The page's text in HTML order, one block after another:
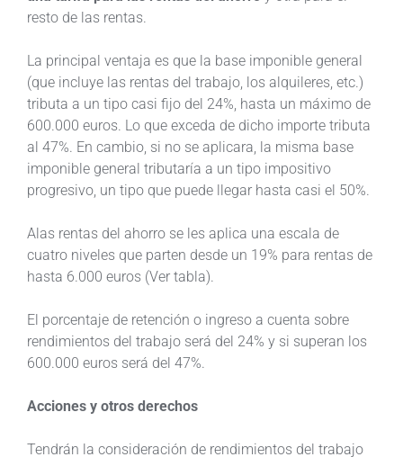
resto de las rentas.
La principal ventaja es que la base imponible general
(que incluye las rentas del trabajo, los alquileres, etc.)
tributa a un tipo casi fijo del 24%, hasta un máximo de
600.000 euros. Lo que exceda de dicho importe tributa
al 47%. En cambio, si no se aplicara, la misma base
imponible general tributaría a un tipo impositivo
progresivo, un tipo que puede llegar hasta casi el 50%.
Alas rentas del ahorro se les aplica una escala de
cuatro niveles que parten desde un 19% para rentas de
hasta 6.000 euros (Ver tabla).
El porcentaje de retención o ingreso a cuenta sobre
rendimientos del trabajo será del 24% y si superan los
600.000 euros será del 47%.
Acciones y otros derechos
Tendrán la consideración de rendimientos del trabajo